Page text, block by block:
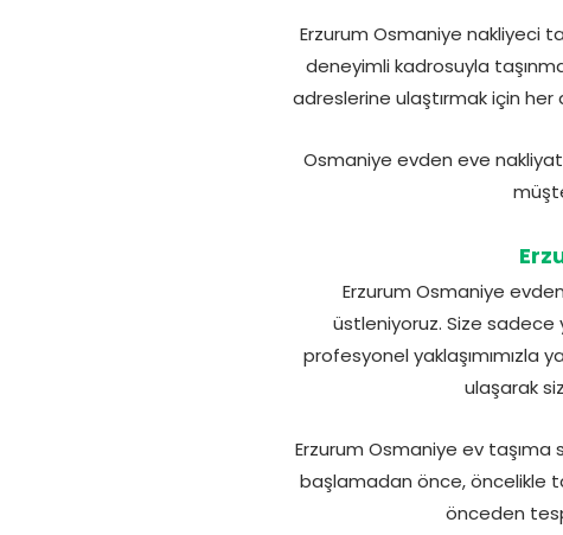
Erzurum Osmaniye nakliyeci
deneyimli kadrosuyla
adreslerine ulaştırmak için her
Osmaniye evden eve nakliyat
Erzurum Osmaniye
üstleniyoruz. Size sadece
profesyonel yaklaşımımızla
ulaşarak
Erzurum Osmaniye ev taşıma
başlamadan önce, öncelikle
önceden